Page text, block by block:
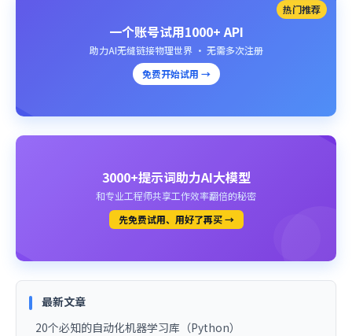
热门推荐
一个账号试用1000+ API
助力AI无缝链接物理世界 · 无需多次注册
免费开始试用 →
3000+提示词助力AI大模型
和专业工程师共享工作效率翻倍的秘密
先免费试用、用好了再买 →
最新文章
20个必知的自动化机器学习库（Python）